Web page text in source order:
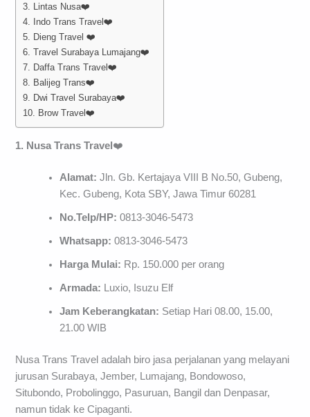
3. Lintas Nusa❤️
4. Indo Trans Travel❤️
5. Dieng Travel ❤️
6. Travel Surabaya Lumajang❤️
7. Daffa Trans Travel❤️
8. Balijeg Trans❤️
9. Dwi Travel Surabaya❤️
10. Brow Travel❤️
1. Nusa Trans Travel ❤️
Alamat:Jln. Gb. Kertajaya VIII B No.50, Gubeng,
Kec. Gubeng, Kota SBY, Jawa Timur 60281
No.Telp/HP:0813-3046-5473
Whatsapp:0813-3046-5473
Harga Mulai: Rp. 150.000 per orang
Armada: Luxio, Isuzu Elf
Jam Keberangkatan: Setiap Hari 08.00, 15.00,
21.00 WIB
Nusa Trans Travel adalah biro jasa perjalanan yang melayani
jurusan Surabaya, Jember, Lumajang, Bondowoso,
Situbondo, Probolinggo, Pasuruan, Bangil dan Denpasar,
namun tidak ke Cipaganti.